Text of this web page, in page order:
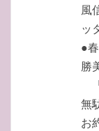
風
ッ
●
勝
無
お